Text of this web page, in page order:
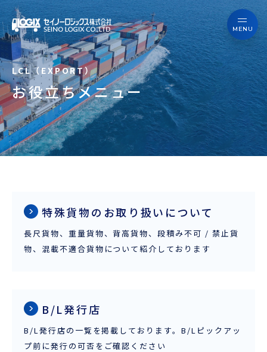
会員ログイン
ENGLISH
セイノーロジックスを知る
サービス
事例
お役立ちブログ
よくあるご質問
企業情報
セイノーロジックスを知る
サービス
事例
よくあるご質問
ニュース
採用情報
ほっとひといき
お役立ちメニュー
特殊貨物のお取り扱いについて
長尺貨物、重量貨物、背高貨物、段積み不可 / 禁止貨
物、混載不適合貨物について紹介しております
B/L発行店
B/L発行店の一覧を掲載しております。B/Lピックアッ
プ前に発行の可否をご確認ください